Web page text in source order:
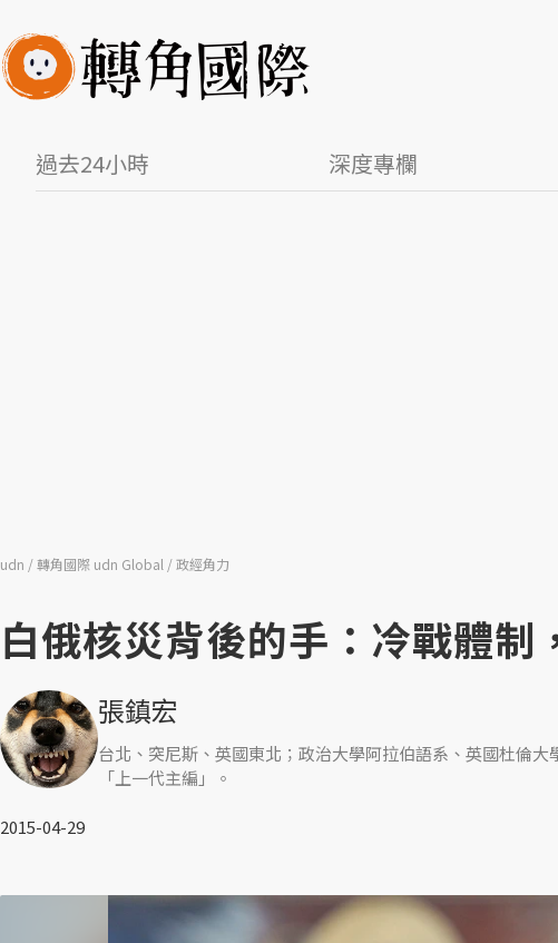
過去24小時 深度專欄
udn 轉角國際 udn Global 政經角力
白俄核災背後的手：冷戰體制
張鎮宏
台北、突尼斯、英國東北；政治大學阿拉伯語系、英國杜倫
「上一代主編」。
2015-04-29